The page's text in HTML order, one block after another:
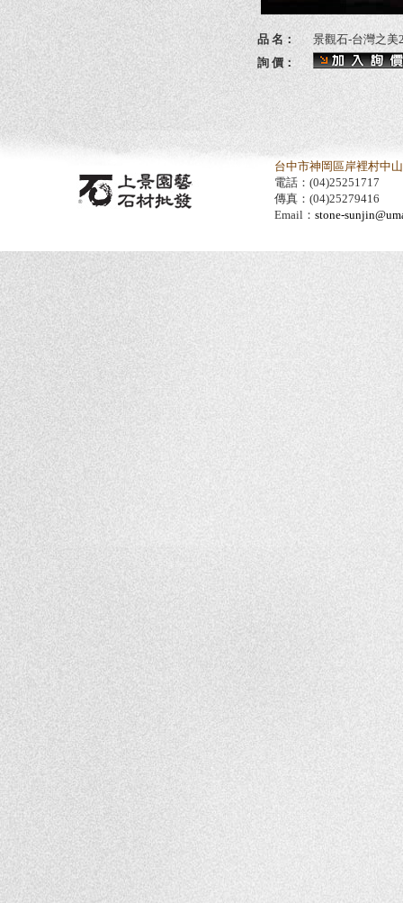
品 名：
景觀石-台灣之美
詢 價：
台中市神岡區岸裡村中
電話：(04)25251717
傳真：(04)25279416
Email： stone-